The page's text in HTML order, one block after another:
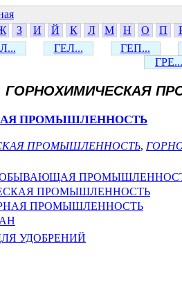
З И Й К Л М Н О П
ГЕЛ...
ГЕП...
ГРЕ...
ГОРНОХИМИЧЕСКАЯ
ПРОМЫШЛЕННОСТЬ
ПРОМЫШЛЕННОСТЬ,
ПРОМЫШЛЕННОСТЬ
ПРОМЫШЛЕННОСТЬ
УДОБРЕНИЙ